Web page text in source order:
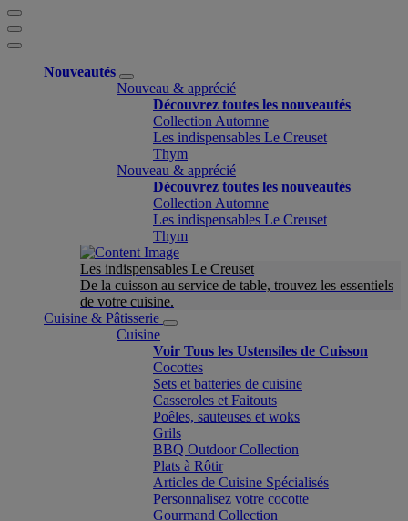
Nouveautés
Nouveau & apprécié
Découvrez toutes les nouveautés
Collection Automne
Les indispensables Le Creuset
Thym
Nouveau & apprécié
Découvrez toutes les nouveautés
Collection Automne
Les indispensables Le Creuset
Thym
Les indispensables Le Creuset
De la cuisson au service de table, trouvez les essentiels
de votre cuisine.
Cuisine & Pâtisserie
Cuisine
Voir Tous les Ustensiles de Cuisson
Cocottes
Sets et batteries de cuisine
Casseroles et Faitouts
Poêles, sauteuses et woks
Grils
BBQ Outdoor Collection
Plats à Rôtir
Articles de Cuisine Spécialisés
Personnalisez votre cocotte
Gourmand Collection